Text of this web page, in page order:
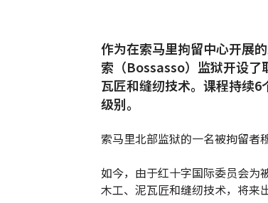
作为在索马里拘留中心开展
索（Bossasso）监狱开设了
瓦匠和缝纫技术。课程持续
级别。
索马里北部监狱的一名被拘留者
如今，由于红十字国际委员会为
木工、泥瓦匠和缝纫技术，将来